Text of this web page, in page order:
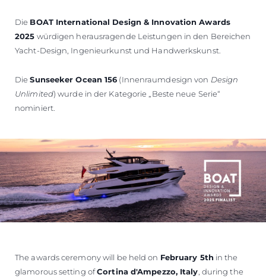
Die BOAT International Design & Innovation Awards
2025 würdigen herausragende Leistungen in den Bereichen
Yacht-Design, Ingenieurkunst und Handwerkskunst.
DieSunseeker Ocean 156 (Innenraumdesign von Design
Unlimited) wurde in der Kategorie „Beste neue Serie“
nominiert.
The awards ceremony will be held on February 5th in the
glamorous setting ofCortina d'Ampezzo, Italy, during the